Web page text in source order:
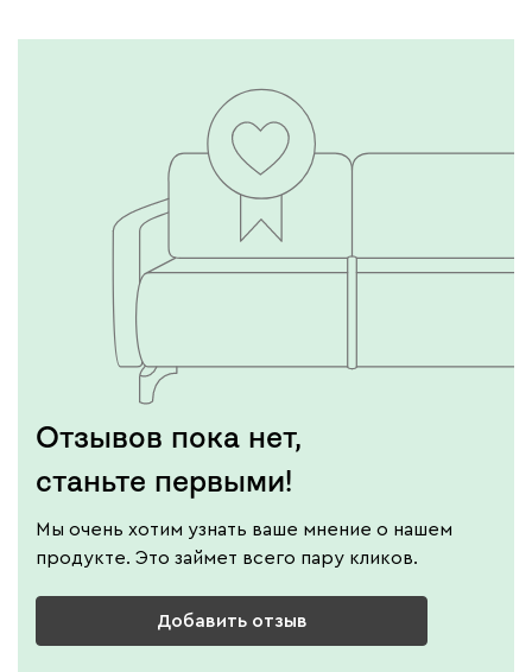
Отзывов пока нет,
станьте первыми!
Мы очень хотим узнать ваше мнение о нашем
продукте. Это займет всего пару кликов.
Добавить отзыв